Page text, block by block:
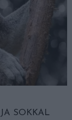
SOKKAL